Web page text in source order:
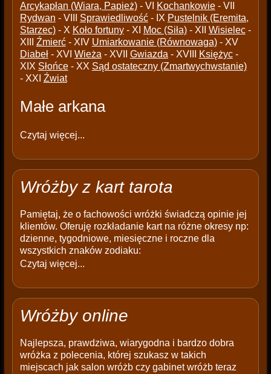
Arcykapłan (Wiara, Papież)- VI Kochankowie- VII
Rydwan - VIII Sprawiedliwość- IX Pustelnik (Eremita,
Starzec)- X Koło fortuny- XI Moc (Siła)- XII Wisielec-
XIII Źmierć- XIV Umiarkowanie (Równowaga)- XV
Diabeł- XVI Wieża - XVII Gwiazda - XVIII Księżyc-
XIX Słońce- XX Sąd ostateczny (Zmartwychwstanie)
- XXI Źwiat
Małe arkana
Czytaj więcej...
Wróżby z kart tarota
Pamiętaj, że o fachowości wróżki świadczą opinie jej
klientów. Oferuję rozkładanie kart na różne okresy np:
dzienne, tygodniowe, miesięczne i roczne dla
wszystkich znaków zodiaku:
Czytaj więcej...
Wróżby online
Najlepsza, prawdziwa, wiarygodna i bardzo dobra
wróżka z polecenia, której szukasz w takich
miejscach jak salon wróżb czy gabinet wróżb teraz